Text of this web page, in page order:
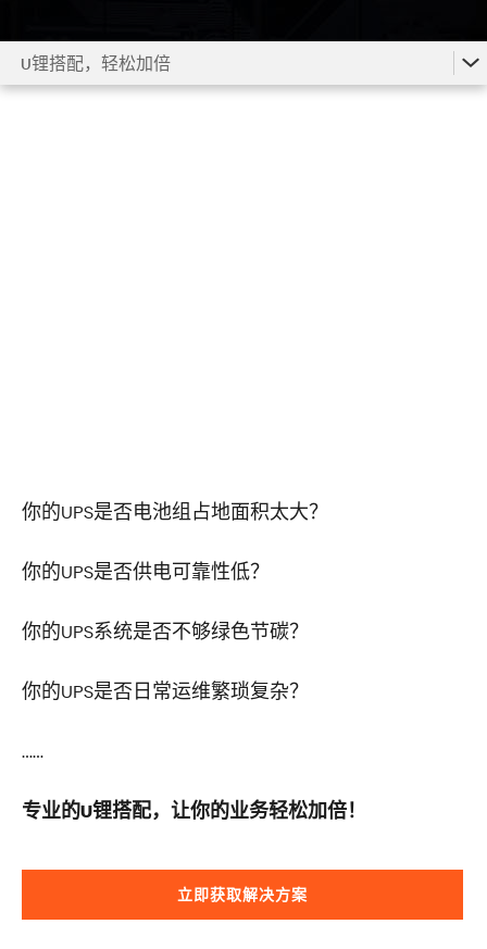
U锂搭配，轻松加倍
你的UPS是否电池组占地面积太大？
你的UPS是否供电可靠性低？
你的UPS系统是否不够绿色节碳？
你的UPS是否日常运维繁琐复杂？
……
专业的U锂搭配，让你的业务轻松加倍！
立即获取解决方案